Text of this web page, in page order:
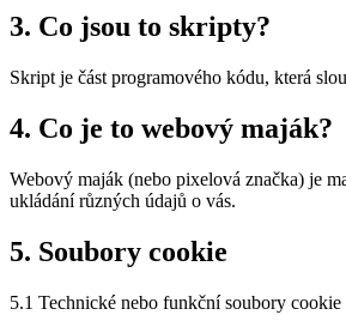
3. Co jsou to skripty?
Skript je část programového kódu, která
4. Co je to webový maják?
Webový maják (nebo pixelová značka) je
ukládání různých údajů o vás.
5. Soubory cookie
5.1 Technické nebo funkční soubory cookie